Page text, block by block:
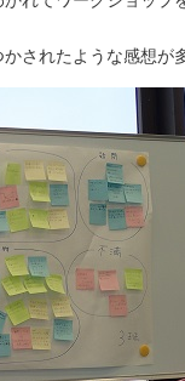
されたような感想が